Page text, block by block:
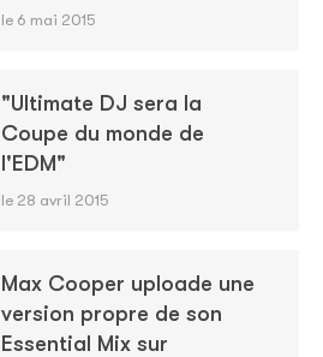
le 6 mai 2015
"Ultimate DJ sera la
Coupe du monde de
l'EDM"
le 28 avril 2015
Max Cooper uploade une
version propre de son
Essential Mix sur